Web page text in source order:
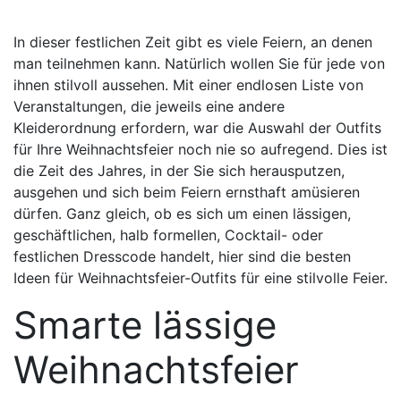
In dieser festlichen Zeit gibt es viele Feiern, an denen
man teilnehmen kann. Natürlich wollen Sie für jede von
ihnen stilvoll aussehen. Mit einer endlosen Liste von
Veranstaltungen, die jeweils eine andere
Kleiderordnung erfordern, war die Auswahl der Outfits
für Ihre Weihnachtsfeier noch nie so aufregend. Dies ist
die Zeit des Jahres, in der Sie sich herausputzen,
ausgehen und sich beim Feiern ernsthaft amüsieren
dürfen. Ganz gleich, ob es sich um einen lässigen,
geschäftlichen, halb formellen, Cocktail- oder
festlichen Dresscode handelt, hier sind die besten
Ideen für Weihnachtsfeier-Outfits für eine stilvolle Feier.
Smarte lässige
Weihnachtsfeier